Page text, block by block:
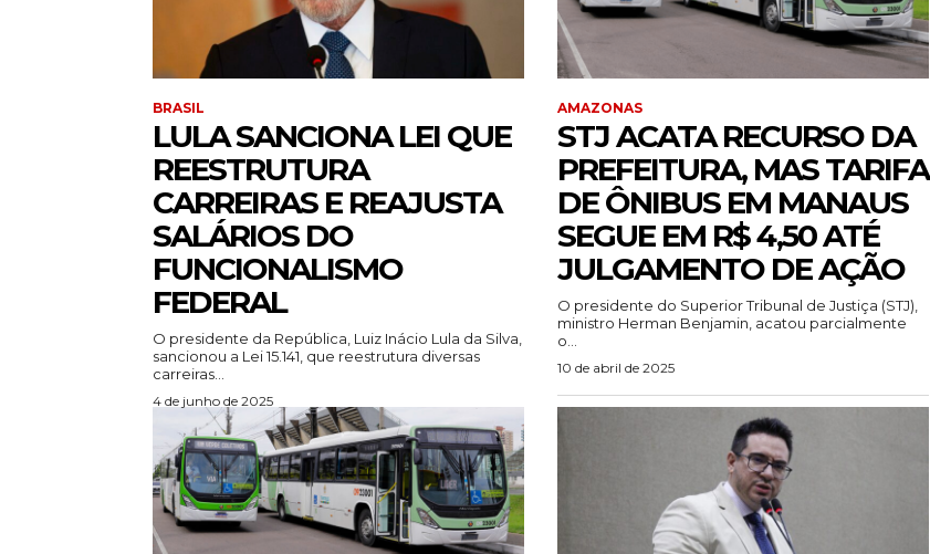
BRASIL
LULA SANCIONA LEI QUE
REESTRUTURA
CARREIRAS E REAJUSTA
SALÁRIOS DO
FUNCIONALISMO
FEDERAL
O presidente da República, Luiz Inácio Lula da Silva,
sancionou a Lei 15.141, que reestrutura diversas
carreiras...
4 de junho de 2025
AMAZONAS
STJ ACATA RECURSO DA
PREFEITURA, MAS TARIFA
DE ÔNIBUS EM MANAUS
SEGUE EM R$ 4,50 ATÉ
JULGAMENTO DE AÇÃO
O presidente do Superior Tribunal de Justiça (STJ),
ministro Herman Benjamin, acatou parcialmente
o...
10 de abril de 2025